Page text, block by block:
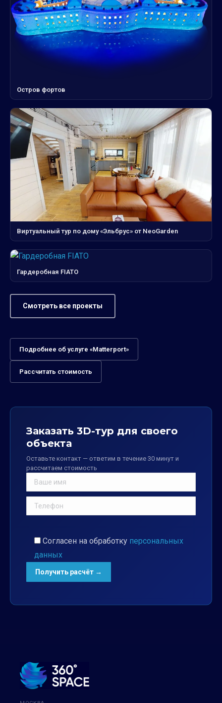
Остров фортов
Виртуальный тур по дому «Эльбрус» от NeoGarden
Гардеробная FIATO
Смотреть все проекты
Подробнее об услуге «Matterport»
Рассчитать стоимость
Заказать 3D-тур для своего
объекта
Оставьте контакт — ответим в течение 30 минут и
рассчитаем стоимость
Согласен на обработку персональных
данных